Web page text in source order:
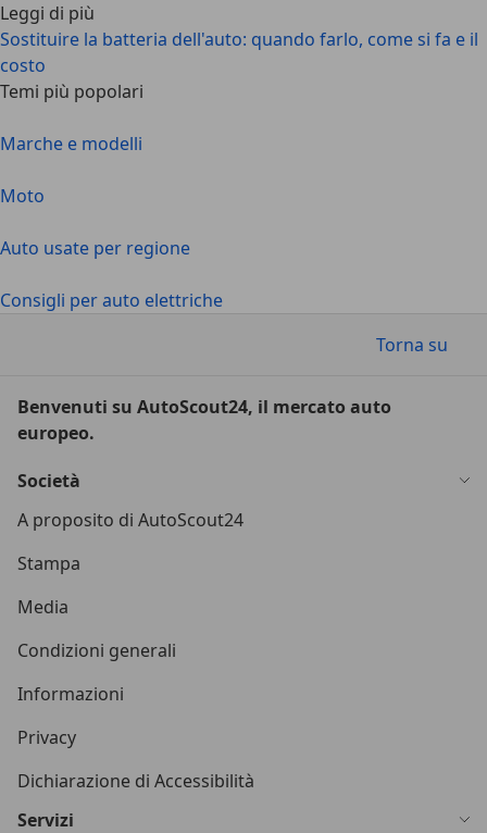
Leggi di più
Sostituire la batteria dell'auto: quando farlo, come si fa e il
costo
Temi più popolari
Marche e modelli
Moto
Auto usate per regione
Consigli per auto elettriche
Torna su
Benvenuti su AutoScout24, il mercato auto
europeo.
Società
A proposito di AutoScout24
Stampa
Media
Condizioni generali
Informazioni
Privacy
Dichiarazione di Accessibilità
Servizi